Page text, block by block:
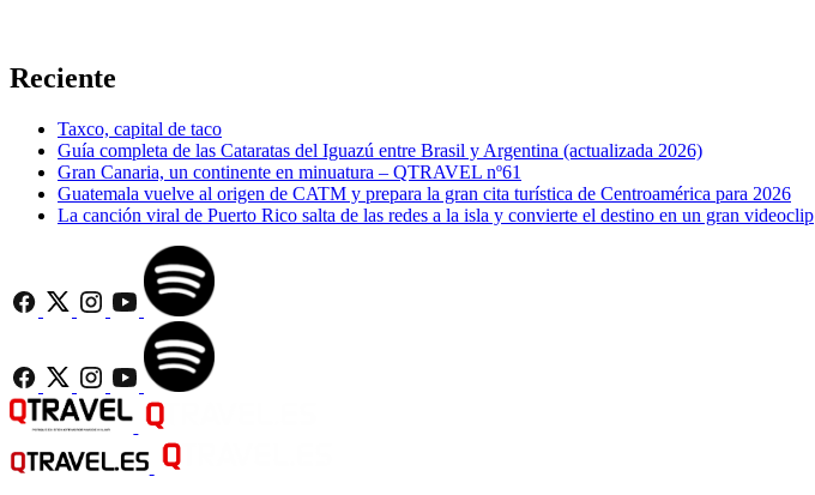
Reciente
Taxco, capital de taco
Guía completa de las Cataratas del Iguazú entre Brasil y Argentina (actualizada 2026)
Gran Canaria, un continente en minuatura – QTRAVEL nº61
Guatemala vuelve al origen de CATM y prepara la gran cita turística de Centroamérica para 2026
La canción viral de Puerto Rico salta de las redes a la isla y convierte el destino en un gran videoclip